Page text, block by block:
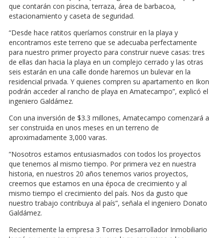
que contarán con piscina, terraza, área de barbacoa,
estacionamiento y caseta de seguridad.
“Desde hace ratitos queríamos construir en la playa y
encontramos este terreno que se adecuaba perfectamente
para nuestro primer proyecto para construir nueve casas: tres
de ellas dan hacia la playa en un complejo cerrado y las otras
seis estarán en una calle donde haremos un bulevar en la
residencial privada. Y quienes compren su apartamento en Ikon
podrán acceder al rancho de playa en Amatecampo”, explicó el
ingeniero Galdámez.
Con una inversión de $3.3 millones, Amatecampo comenzará a
ser construida en unos meses en un terreno de
aproximadamente 3,000 varas.
“Nosotros estamos entusiasmados con todos los proyectos
que tenemos al mismo tiempo. Por primera vez en nuestra
historia, en nuestros 20 años tenemos varios proyectos,
creemos que estamos en una época de crecimiento y al
mismo tiempo el crecimiento del país. Nos da gusto que
nuestro trabajo contribuya al país”, señala el ingeniero Donato
Galdámez.
Recientemente la empresa 3 Torres Desarrollador Inmobiliario